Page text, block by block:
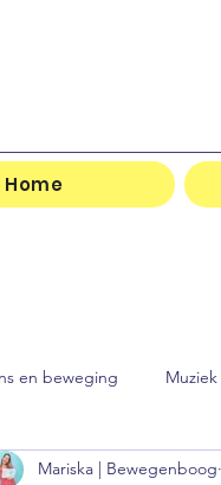
Home
en beweging Muziek
Mariska | Bewegenboog